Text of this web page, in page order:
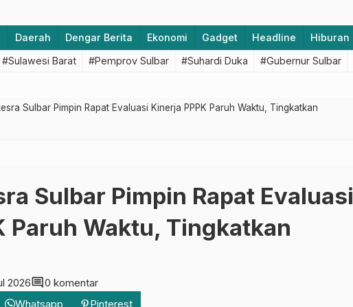
Daerah Dengar Berita Ekonomi Gadget Headline Hiburan
#Sulawesi Barat #Pemprov Sulbar #Suhardi Duka #Gubernur Sulbar
Sulbar Pimpin Rapat Evaluasi Kinerja PPPK Paruh Waktu, Tingkatkan
Sulbar Pimpin Rapat Evaluasi
Paruh Waktu, Tingkatkan
2026comment0 komentar
Whatsapp Pinterest